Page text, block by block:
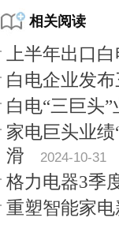
相关阅读
上半年出口
白电企业发
白电“三巨头
家电巨头业
滑
2024-10-31
格力电器3季
重塑智能家